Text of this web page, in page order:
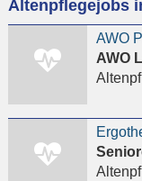
eingeben
Altenpflegejobs
AWO